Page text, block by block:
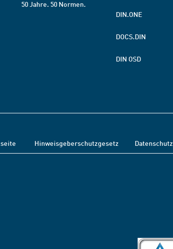
50 Jahre. 50 Normen.
DIN.ONE
DOCS.DIN
DIN OSD
Hinweisgeberschutzgesetz Datenschutz